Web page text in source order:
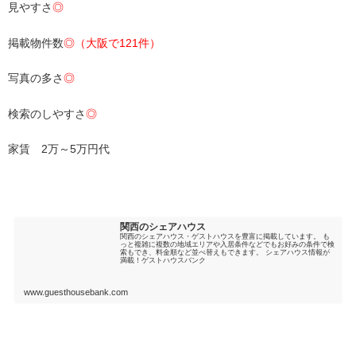
見やすさ◎
掲載物件数◎（大阪で121件）
写真の多さ◎
検索のしやすさ◎
家賃 2万～5万円代
関西のシェアハウス
関西のシェアハウス・ゲストハウスを豊富に掲載しています。 も
っと複雑に複数の地域エリアや入居条件などでもお好みの条件で検
索もでき、料金順など並べ替えもできます。 シェアハウス情報が
満載！ゲストハウスバンク
www.guesthousebank.com